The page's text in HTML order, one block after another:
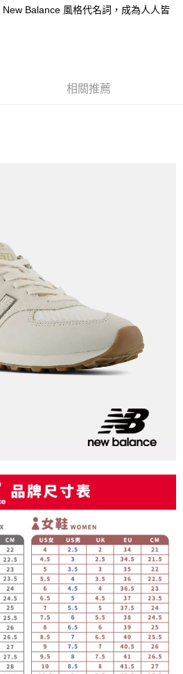
Balance 風格代名詞，成為人人皆
相關推薦